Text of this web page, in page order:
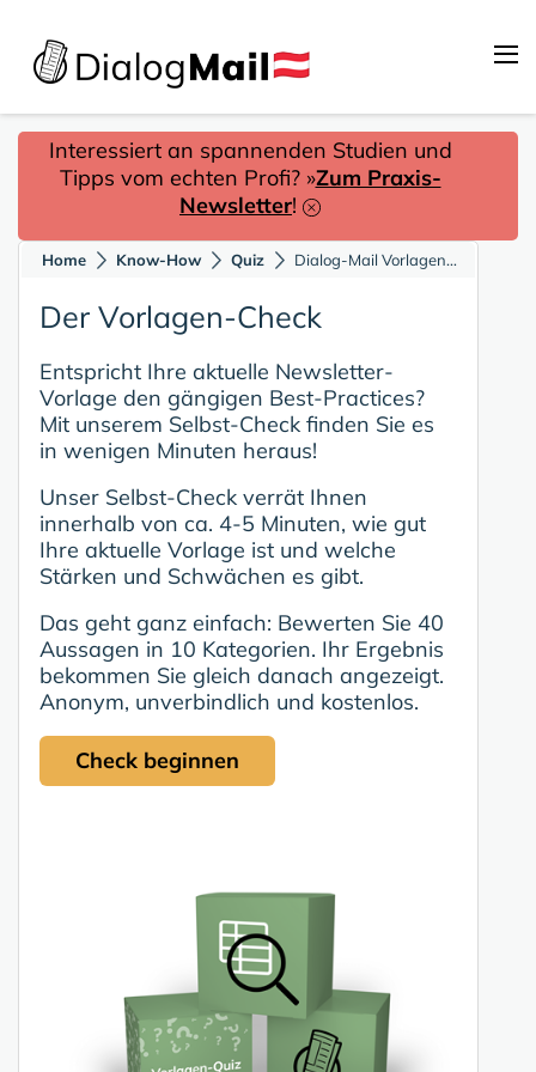
Interessiert an spannenden Studien und
Tipps vom echten Profi? »Zum Praxis-
Newsletter!
Home Know-How Quiz Dialog-Mail Vorlagen-Check: Wie gut ist Ihre Newsletter-Vorlage?
Der Vorlagen-Check
Entspricht Ihre aktuelle Newsletter-
Vorlage den gängigen Best-Practices?
Mit unserem Selbst-Check finden Sie es
in wenigen Minuten heraus!
Unser Selbst-Check verrät Ihnen
innerhalb von ca. 4-5 Minuten, wie gut
Ihre aktuelle Vorlage ist und welche
Stärken und Schwächen es gibt.
Das geht ganz einfach: Bewerten Sie 40
Aussagen in 10 Kategorien. Ihr Ergebnis
bekommen Sie gleich danach angezeigt.
Anonym, unverbindlich und kostenlos.
Check beginnen